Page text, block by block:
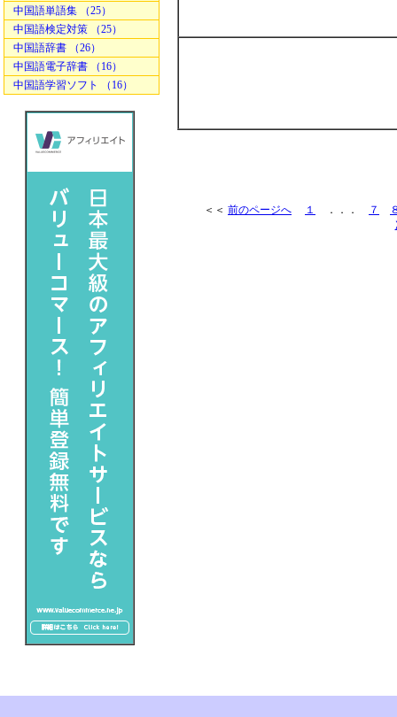
中国語単語集 （25）
中国語検定対策 （25）
中国語辞書 （26）
中国語電子辞書 （16）
中国語学習ソフト （16）
＜＜ 前のページへ １ ．．． ７